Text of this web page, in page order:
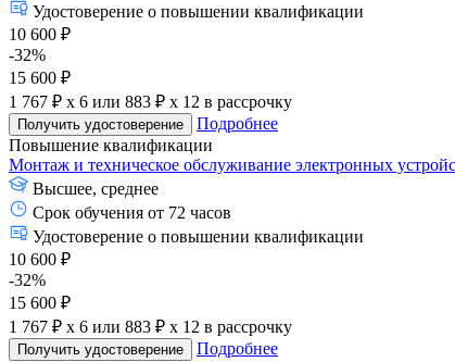
Удостоверение о повышении квалификации
10 600 ₽
-32%
15 600 ₽
1 767 ₽ x 6 или 883 ₽ x 12 в рассрочку
Получить удостоверение
Подробнее
Повышение квалификации
Монтаж и техническое обслуживание электронных
Высшее, среднее
Срок обучения от 72 часов
Удостоверение о повышении квалификации
10 600 ₽
-32%
15 600 ₽
1 767 ₽ x 6 или 883 ₽ x 12 в рассрочку
Получить удостоверение
Подробнее